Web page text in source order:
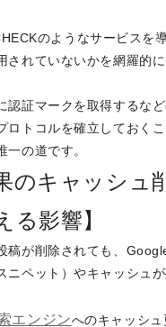
のようなサービスを
されていないかを網羅的
認証マークを取得するな
ロトコルを確立しておく
一の道です。
のキャッシュ
る影響】
稿が削除されても、
ニペット）やキャッシュ
エンジンへのキャッシ